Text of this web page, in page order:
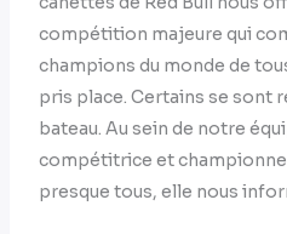
compétition majeure qui
champions du monde de
pris place. Certains se sont
bateau. Au sein de notre
compétitrice et
presque tous, elle nous